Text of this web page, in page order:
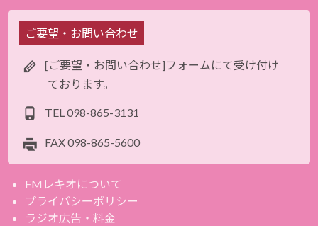
ご要望・お問い合わせ
[ご要望・お問い合わせ]フォームにて受け付け
ております。
TEL 098-865-3131
FAX098-865-5600
FMレキオについて
プライバシーポリシー
ラジオ広告・料金